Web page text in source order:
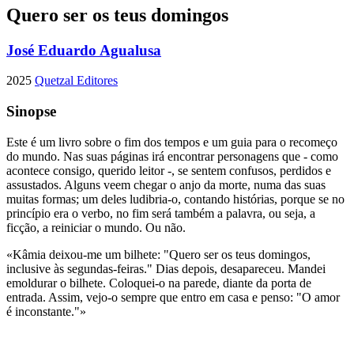
Quero ser os teus domingos
José Eduardo Agualusa
2025 Quetzal Editores
Sinopse
Este é um livro sobre o fim dos tempos e um guia para o recomeço
do mundo. Nas suas páginas irá encontrar personagens que - como
acontece consigo, querido leitor -, se sentem confusos, perdidos e
assustados. Alguns veem chegar o anjo da morte, numa das suas
muitas formas; um deles ludibria-o, contando histórias, porque se no
princípio era o verbo, no fim será também a palavra, ou seja, a
ficção, a reiniciar o mundo. Ou não.
«Kâmia deixou-me um bilhete: "Quero ser os teus domingos,
inclusive às segundas-feiras." Dias depois, desapareceu. Mandei
emoldurar o bilhete. Coloquei-o na parede, diante da porta de
entrada. Assim, vejo-o sempre que entro em casa e penso: "O amor
é inconstante."»